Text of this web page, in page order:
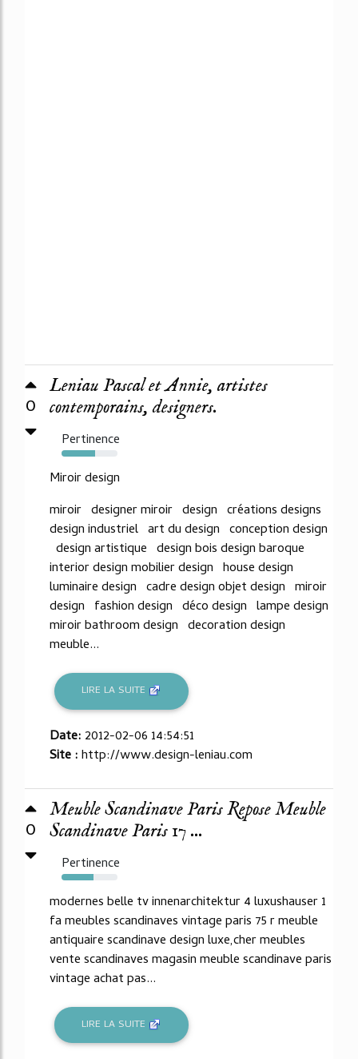
0
Leniau Pascal et Annie, artistes
contemporains, designers.
Pertinence
60%
Miroir design
miroir designer miroir design créations designs
design industriel art du design conception design
design artistique design bois design baroque
interior design mobilier design house design
luminaire design cadre design objet design miroir
design fashion design déco design lampe design
miroir bathroom design decoration design
meuble...
LIRE LA SUITE
Date: 2012-02-06 14:54:51
Site :http://www.design-leniau.com
0
Meuble Scandinave Paris Repose Meuble
Scandinave Paris 17 ...
Pertinence
57%
modernes belle tv innenarchitektur 4 luxushauser 1
fa meubles scandinaves vintage paris 75 r meuble
antiquaire scandinave design luxe,cher meubles
vente scandinaves magasin meuble scandinave paris
vintage achat pas...
LIRE LA SUITE